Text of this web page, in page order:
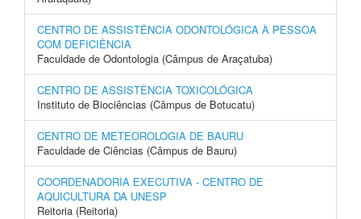
CENTRO DE ASSISTÊNCIA ODONTOLÓGICA À PESSOA
COM DEFICIÊNCIA
Faculdade de Odontologia (Câmpus de Araçatuba)
CENTRO DE ASSISTÊNCIA TOXICOLÓGICA
Instituto de Biociências (Câmpus de Botucatu)
CENTRO DE METEOROLOGIA DE BAURU
Faculdade de Ciências (Câmpus de Bauru)
COORDENADORIA EXECUTIVA - CENTRO DE
AQUICULTURA DA UNESP
Reitoria (Reitoria)